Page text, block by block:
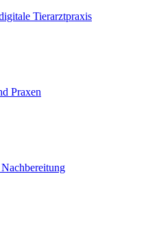
Tierarztpraxis
Praxen